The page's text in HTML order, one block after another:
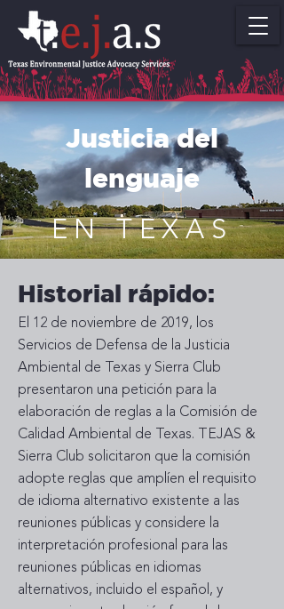
Justicia del
lenguaje
EN TEXAS
Historial rápido:
El 12 de noviembre de 2019, los
Servicios de Defensa de la Justicia
Ambiental de Texas y Sierra Club
presentaron una petición para la
elaboración de reglas a la Comisión de
Calidad Ambiental de Texas. TEJAS &
Sierra Club solicitaron que la comisión
adopte reglas que amplíen el requisito
de idioma alternativo existente a las
reuniones públicas y considere la
interpretación profesional para las
reuniones públicas en idiomas
alternativos, incluido el español, y